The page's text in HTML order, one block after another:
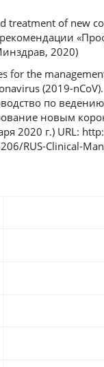
treatment of new
2020)
for the
(2019-
по
новым
2020 г.) URL:
RUS-Clinical-